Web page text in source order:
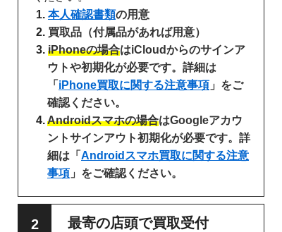
本人確認書類の用意
買取品（付属品があれば用意）
iPhoneの場合はiCloudからのサインア
ウトや初期化が必要です。詳細は
「 iPhone買取に関する注意事項 」をご
確認ください。
Androidスマホの場合はGoogleアカウ
ントサインアウト初期化が必要です。詳
細は「 Androidスマホ買取に関する注意
事項 」をご確認ください。
最寄の店頭で買取受付